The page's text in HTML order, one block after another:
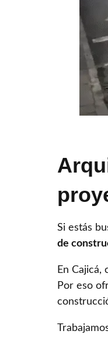
Si estás
de
En
Por eso